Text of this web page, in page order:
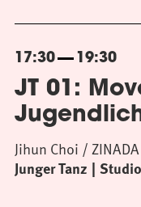
17:30 19:30
JT 01:
Junger Tanz
Jihun Choi /